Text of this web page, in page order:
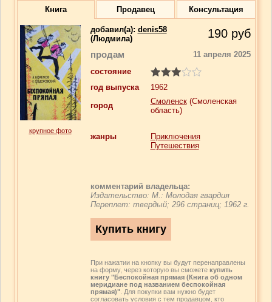
Книга Продавец Консультация
крупное фото
добавил(a): denis58
(Людмила)
190 руб
продам
11 апреля 2025
состояние
год выпуска
1962
город
Смоленск(Смоленская
область)
жанры
Приключения
Путешествия
комментарий владельца:
Издательство: М.: Молодая гвардия
Переплет: твердый; 296 страниц; 1962 г.
При нажатии на кнопку вы будут перенаправлены
на форму, через которую вы сможете купить
книгу "Беспокойная прямая (Книга об одном
меридиане под названием беспокойная
прямая)". Для покупки вам нужно будет
согласовать условия с тем продавцом, кто